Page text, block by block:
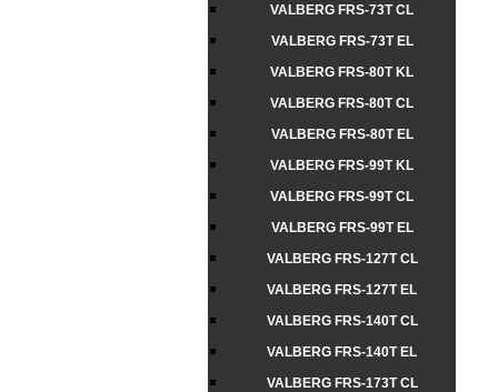
VALBERG FRS-73T CL
VALBERG FRS-73T EL
VALBERG FRS-80T KL
VALBERG FRS-80T CL
VALBERG FRS-80T EL
VALBERG FRS-99T KL
VALBERG FRS-99T CL
VALBERG FRS-99T EL
VALBERG FRS-127T CL
VALBERG FRS-127T EL
VALBERG FRS-140T CL
VALBERG FRS-140T EL
VALBERG FRS-173T CL